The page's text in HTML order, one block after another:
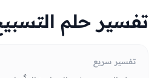
تفسير حلم
تفسير سريع